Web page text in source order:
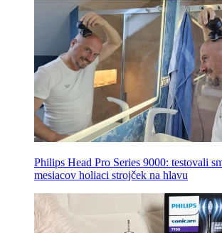
Philips Head Pro Series 9000: testovali
mesiacov holiaci strojček na hlavu